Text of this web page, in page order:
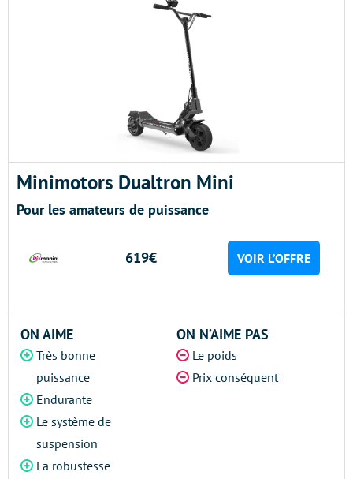
Minimotors Dualtron Mini
Pour les amateurs de puissance
619€ VOIR L’OFFRE
ON AIME
Très bonne
puissance
Endurante
Le système de
suspension
La robustesse
ON N’AIME PAS
Le poids
Prix conséquent